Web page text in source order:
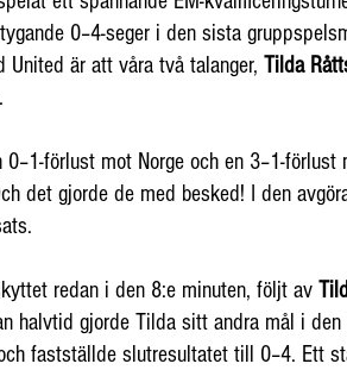
0–4-seger i den sista
är att våra två talanger, Tilda
förlust mot Norge och en 3–1-
det gjorde de med besked! I den
redan i den 8:e minuten, följt av
halvtid gjorde Tilda sitt andra mål i
fastställde slutresultatet till 0–4. Ett